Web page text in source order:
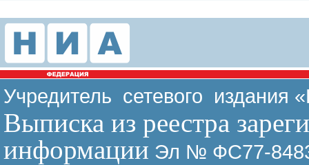
Учредитель сетевого издания
Выписка из реестра
информации Эл № ФС77-